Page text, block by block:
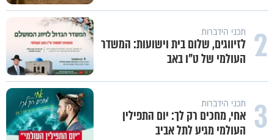
2 תכני הידברות
לזיווגים, שלום בית וישועות: המשדר
העולמי של ט"ו באב
3 תכני הידברות
אחי, מחכים רק לך: יום התפילין
העולמי מגיע לתל אביב